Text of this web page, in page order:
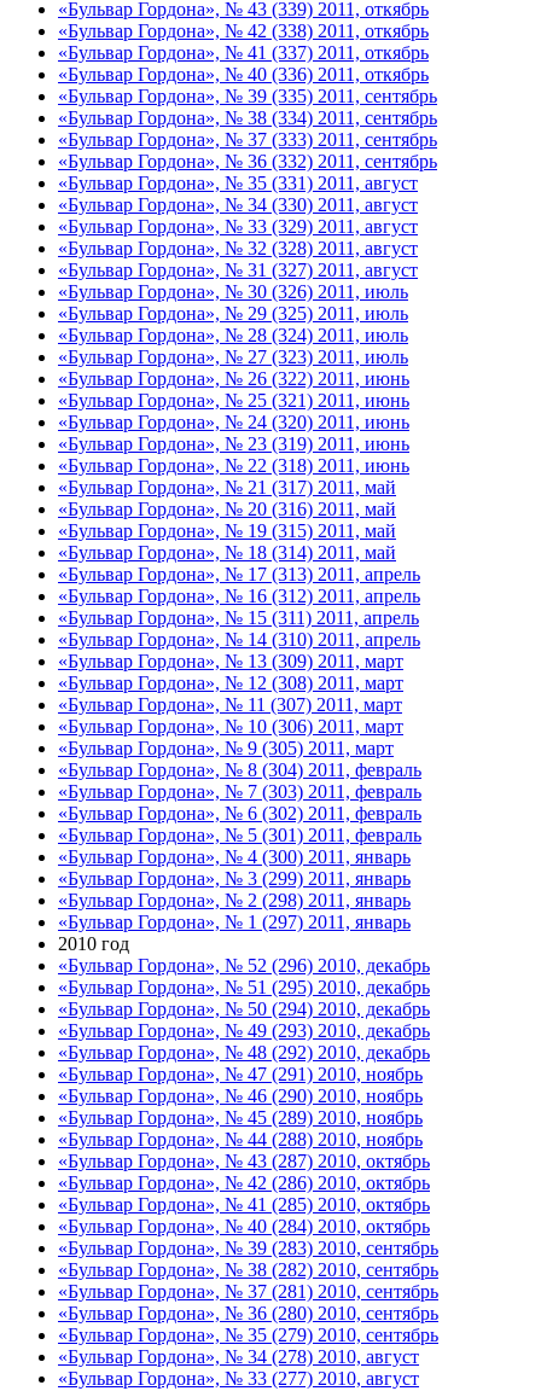
«Бульвар Гордона», № 43 (339) 2011, откябрь
«Бульвар Гордона», № 42 (338) 2011, откябрь
«Бульвар Гордона», № 41 (337) 2011, откябрь
«Бульвар Гордона», № 40 (336) 2011, откябрь
«Бульвар Гордона», № 39 (335) 2011, сентябрь
«Бульвар Гордона», № 38 (334) 2011, сентябрь
«Бульвар Гордона», № 37 (333) 2011, сентябрь
«Бульвар Гордона», № 36 (332) 2011, сентябрь
«Бульвар Гордона», № 35 (331) 2011, август
«Бульвар Гордона», № 34 (330) 2011, август
«Бульвар Гордона», № 33 (329) 2011, август
«Бульвар Гордона», № 32 (328) 2011, август
«Бульвар Гордона», № 31 (327) 2011, август
«Бульвар Гордона», № 30 (326) 2011, июль
«Бульвар Гордона», № 29 (325) 2011, июль
«Бульвар Гордона», № 28 (324) 2011, июль
«Бульвар Гордона», № 27 (323) 2011, июль
«Бульвар Гордона», № 26 (322) 2011, июнь
«Бульвар Гордона», № 25 (321) 2011, июнь
«Бульвар Гордона», № 24 (320) 2011, июнь
«Бульвар Гордона», № 23 (319) 2011, июнь
«Бульвар Гордона», № 22 (318) 2011, июнь
«Бульвар Гордона», № 21 (317) 2011, май
«Бульвар Гордона», № 20 (316) 2011, май
«Бульвар Гордона», № 19 (315) 2011, май
«Бульвар Гордона», № 18 (314) 2011, май
«Бульвар Гордона», № 17 (313) 2011, апрель
«Бульвар Гордона», № 16 (312) 2011, апрель
«Бульвар Гордона», № 15 (311) 2011, апрель
«Бульвар Гордона», № 14 (310) 2011, апрель
«Бульвар Гордона», № 13 (309) 2011, март
«Бульвар Гордона», № 12 (308) 2011, март
«Бульвар Гордона», № 11 (307) 2011, март
«Бульвар Гордона», № 10 (306) 2011, март
«Бульвар Гордона», № 9 (305) 2011, март
«Бульвар Гордона», № 8 (304) 2011, февраль
«Бульвар Гордона», № 7 (303) 2011, февраль
«Бульвар Гордона», № 6 (302) 2011, февраль
«Бульвар Гордона», № 5 (301) 2011, февраль
«Бульвар Гордона», № 4 (300) 2011, январь
«Бульвар Гордона», № 3 (299) 2011, январь
«Бульвар Гордона», № 2 (298) 2011, январь
«Бульвар Гордона», № 1 (297) 2011, январь
2010 год
«Бульвар Гордона», № 52 (296) 2010, декабрь
«Бульвар Гордона», № 51 (295) 2010, декабрь
«Бульвар Гордона», № 50 (294) 2010, декабрь
«Бульвар Гордона», № 49 (293) 2010, декабрь
«Бульвар Гордона», № 48 (292) 2010, декабрь
«Бульвар Гордона», № 47 (291) 2010, ноябрь
«Бульвар Гордона», № 46 (290) 2010, ноябрь
«Бульвар Гордона», № 45 (289) 2010, ноябрь
«Бульвар Гордона», № 44 (288) 2010, ноябрь
«Бульвар Гордона», № 43 (287) 2010, октябрь
«Бульвар Гордона», № 42 (286) 2010, октябрь
«Бульвар Гордона», № 41 (285) 2010, октябрь
«Бульвар Гордона», № 40 (284) 2010, октябрь
«Бульвар Гордона», № 39 (283) 2010, сентябрь
«Бульвар Гордона», № 38 (282) 2010, сентябрь
«Бульвар Гордона», № 37 (281) 2010, сентябрь
«Бульвар Гордона», № 36 (280) 2010, сентябрь
«Бульвар Гордона», № 35 (279) 2010, сентябрь
«Бульвар Гордона», № 34 (278) 2010, август
«Бульвар Гордона», № 33 (277) 2010, август